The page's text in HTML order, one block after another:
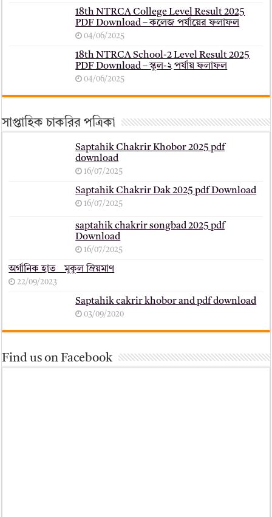
18th NTRCA College Level Result 2025
PDF Download – কলেজ পর্যায়ের ফলাফল
04/06/2025
18th NTRCA School-2 Level Result 2025
PDF Download – স্কুল-২ পর্যায় ফলাফল
04/06/2025
সাপ্তাহিক চাকরির পত্রিকা
Saptahik Chakrir Khobor 2025 pdf
download
16/07/2025
Saptahik Chakrir Dak 2025 pdf Download
16/07/2025
saptahik chakrir songbad 2025 pdf
Download
16/07/2025
অর্গানিক হাত _ মুকুল ম্রিয়মাণ
22/09/2023
Saptahik cakrir khobor and pdf download
03/09/2020
Find us on Facebook